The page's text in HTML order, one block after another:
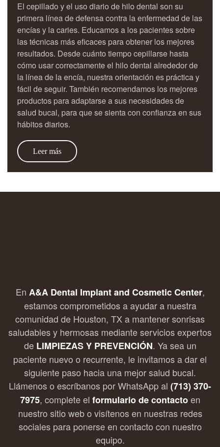
El cepillado y el uso diario de hilo dental son su
primera línea de defensa contra la enfermedad de las
encías y la caries. Educamos a los pacientes sobre
las técnicas más eficaces para obtener los mejores
resultados. Desde cuánto tiempo cepillarse hasta
cómo usar correctamente el hilo dental alrededor de
la línea de la encía, nuestra orientación es práctica y
fácil de seguir. También recomendamos los mejores
productos para adaptarse a sus necesidades de
salud bucal, para que se sienta con confianza en sus
hábitos diarios.
Leer más
En A&A Dental Implant and Cosmetic Center,
estamos comprometidos a ayudar a nuestra
comunidad de Houston, TX a mantener sonrisas
saludables y hermosas mediante servicios expertos
de LIMPIEZAS Y PREVENCIÓN. Ya sea un
paciente nuevo o recurrente, le invitamos a dar el
siguiente paso hacia una mejor salud bucal.
Llámenos o escríbanos por WhatsApp al (713) 370-
7975, complete el formulario de contactoen
nuestro sitio web o visítenos en nuestras redes
sociales para ponerse en contacto con nuestro
equipo.